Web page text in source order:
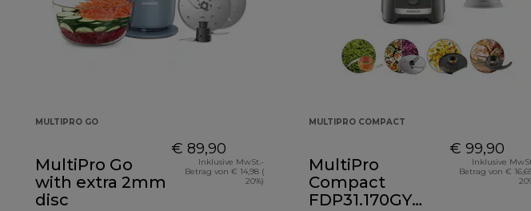
MULTIPRO GO
MultiPro Go
with extra 2mm
disc
€ 89,90
Inklusive MwSt.-
Betrag von € 14,98 (
20%)
MULTIPRO COMPACT
MultiPro
Compact
FDP31.170GY
€ 99,90
Inklusive
Betrag von €